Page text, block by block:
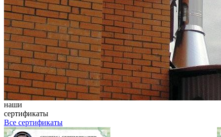
наши
сертификаты
Все сертификаты